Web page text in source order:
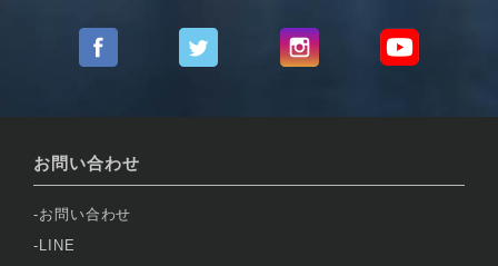
お問い合わせ
お問い合わせ
LINE